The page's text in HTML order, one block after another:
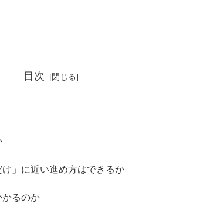
目次
」に近い進め方はできるか
かるのか